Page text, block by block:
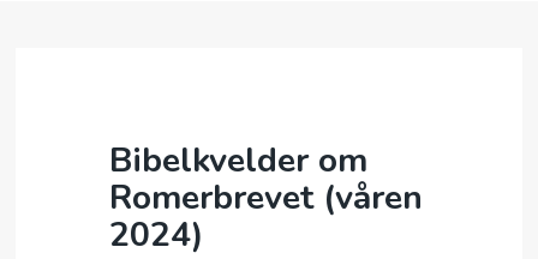
BARN & FAMILIE
Bibelkvelder om
Romerbrevet (våren
2024)